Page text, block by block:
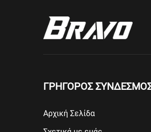
ΓΡΗΓΟΡΟΣ
Αρχική Σελίδα